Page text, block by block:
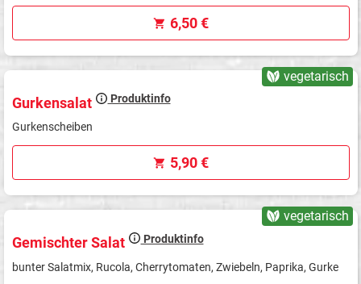
6,50 €
vegetarisch
Gurkensalat Produktinfo
Gurkenscheiben
5,90 €
vegetarisch
Gemischter Salat Produktinfo
bunter Salatmix, Rucola, Cherrytomaten, Zwiebeln, Paprika, Gurke